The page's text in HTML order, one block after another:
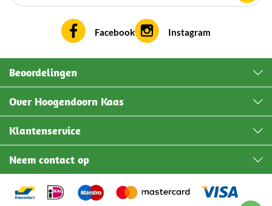
Facebook Instagram
Beoordelingen
Over Hoogendoorn Kaas
Klantenservice
Neem contact op